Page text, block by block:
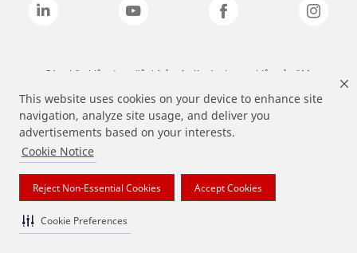
This website uses cookies on your device to enhance site
navigation, analyze site usage, and deliver you
advertisements based on your interests.
Cookie Notice
Reject Non-Essential Cookies Accept Cookies
Cookie Preferences
Các nhãn hiệu được liệt kê ở trên là các thương hiệu của 3M.